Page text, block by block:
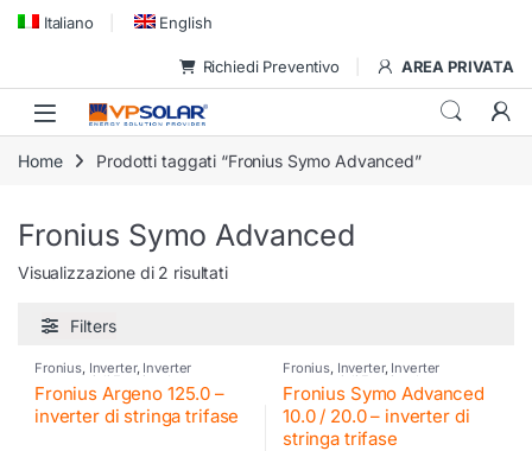
Skip to navigation
Skip to content
Italiano English
Richiedi Preventivo AREA PRIVATA
Home Prodotti taggati “Fronius Symo Advanced”
Fronius Symo Advanced
Visualizzazione di 2 risultati
Filters
Fronius, Inverter, Inverter
commerciali Fronius
fotovoltaico
Fronius Argeno 125.0 –
inverter di stringa trifase
Fronius, Inverter, Inverter
commerciali Fronius
fotovoltaico
Fronius Symo Advanced
10.0 / 20.0 – inverter di
stringa trifase